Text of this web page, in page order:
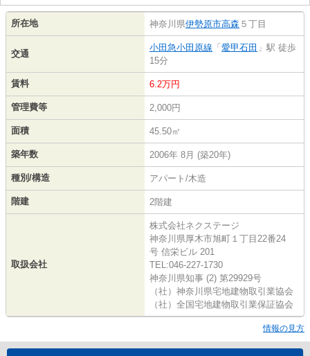
所在地 神奈川県伊勢原市高森 ５丁目
交通
小田急小田原線 「 愛甲石田 」駅 徒歩
15分
賃料 6.2万円
管理費等 2,000円
面積 45.50㎡
築年数 2006年 8月 (築20年)
種別/構造 アパート/木造
階建 2階建
取扱会社
株式会社ネクステージ
神奈川県厚木市旭町１丁目22番24
号 信栄ビル 201
TEL:046-227-1730
神奈川県知事 (2) 第29929号
（社）神奈川県宅地建物取引業協会
（社）全国宅地建物取引業保証協会
情報の見方